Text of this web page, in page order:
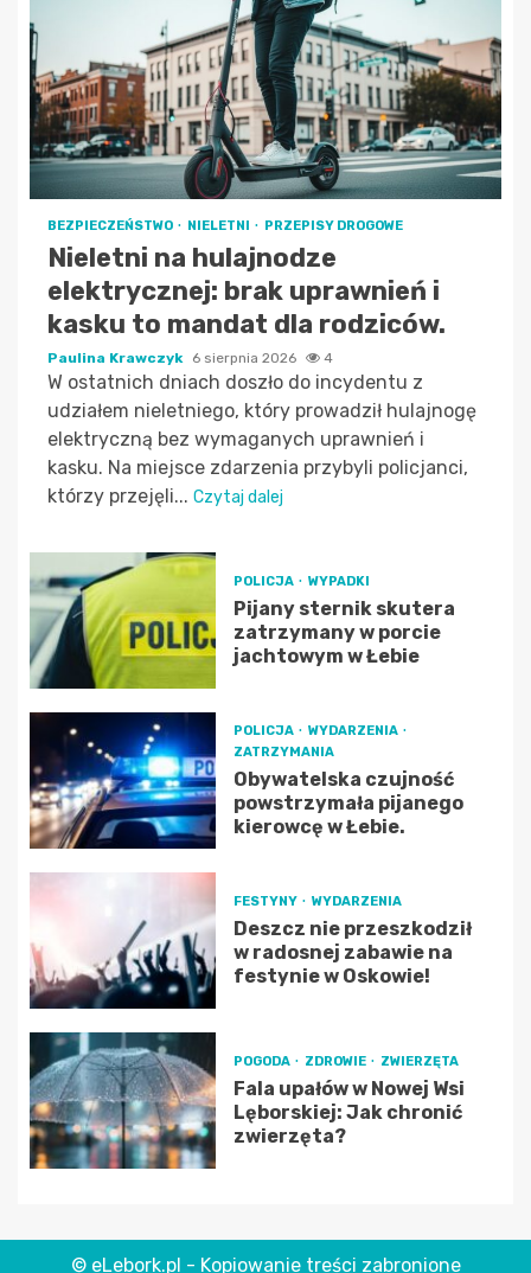
BEZPIECZEŃSTWO NIELETNI PRZEPISY DROGOWE
Nieletni na hulajnodze
elektrycznej: brak uprawnień i
kasku to mandat dla rodziców.
Paulina Krawczyk 6 sierpnia 2026 4
W ostatnich dniach doszło do incydentu z
udziałem nieletniego, który prowadził hulajnogę
elektryczną bez wymaganych uprawnień i
kasku. Na miejsce zdarzenia przybyli policjanci,
którzy przejęli... Czytaj dalej
POLICJA WYPADKI
Pijany sternik skutera
zatrzymany w porcie
jachtowym w Łebie
POLICJA
WYDARZENIA
ZATRZYMANIA
Obywatelska czujność
powstrzymała pijanego
kierowcę w Łebie.
FESTYNY WYDARZENIA
Deszcz nie przeszkodził
w radosnej zabawie na
festynie w Oskowie!
POGODA ZDROWIE ZWIERZĘTA
Fala upałów w Nowej Wsi
Lęborskiej: Jak chronić
zwierzęta?
© eLebork.pl - Kopiowanie treści zabronione